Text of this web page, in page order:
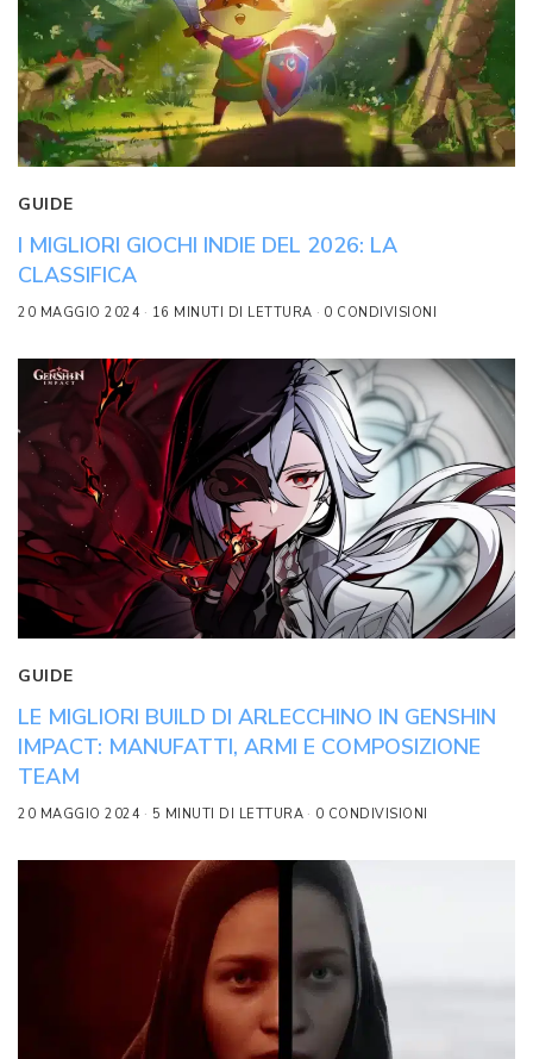
GUIDE
I MIGLIORI GIOCHI INDIE DEL 2026: LA
CLASSIFICA
20 MAGGIO 2024 16 MINUTI DI LETTURA 0 CONDIVISIONI
GUIDE
LE MIGLIORI BUILD DI ARLECCHINO IN GENSHIN
IMPACT: MANUFATTI, ARMI E COMPOSIZIONE
TEAM
20 MAGGIO 2024 5 MINUTI DI LETTURA 0 CONDIVISIONI